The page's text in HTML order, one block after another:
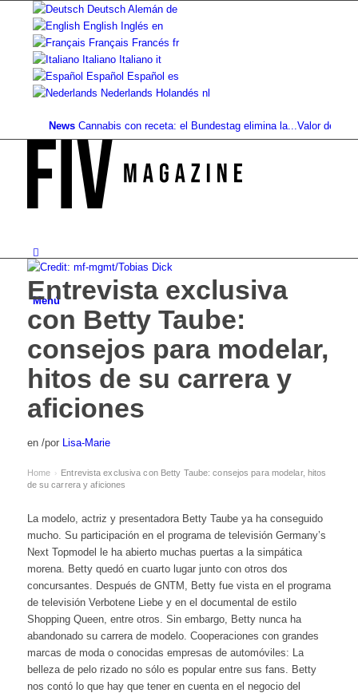
Deutsch Alemán de
English Inglés en
Français Francés fr
Italiano Italiano it
Español Español es
Nederlands Holandés nl
News Cannabis con receta: el Bundestag elimina la...Valor del suelo
Menú
Entrevista exclusiva
con Betty Taube:
consejos para modelar,
hitos de su carrera y
aficiones
en /por Lisa-Marie
Home › Entrevista exclusiva con Betty Taube: consejos para modelar, hitos
de su carrera y aficiones
La modelo, actriz y presentadora Betty Taube ya ha conseguido
mucho. Su participación en el programa de televisión Germany’s
Next Topmodel le ha abierto muchas puertas a la simpática
morena. Betty quedó en cuarto lugar junto con otros dos
concursantes. Después de GNTM, Betty fue vista en el programa
de televisión Verbotene Liebe y en el documental de estilo
Shopping Queen, entre otros. Sin embargo, Betty nunca ha
abandonado su carrera de modelo. Cooperaciones con grandes
marcas de moda o conocidas empresas de automóviles: La
belleza de pelo rizado no sólo es popular entre sus fans. Betty
nos contó lo que hay que tener en cuenta en el negocio del